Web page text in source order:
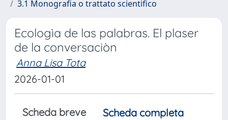
3.1 Monografia o trattato scientifico
Ecologìa de las palabras. El plaser
de la conversaciòn
Anna Lisa Tota
2026-01-01
Scheda breve
Scheda completa